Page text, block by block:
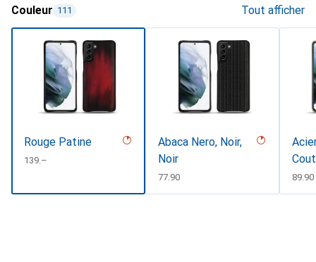
Couleur 111 Tout afficher
Rouge Patine
CHF
139.–
Abaca Nero, Noir,
Noir
CHF
77.90 CHF
89.90